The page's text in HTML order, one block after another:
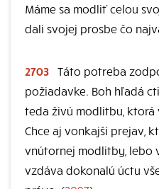
Máme sa modliť celou
dali svojej prosbe čo
2703 Táto potreba
požiadavke. Boh hľadá
teda živú modlitbu, ktorá
Chce aj vonkajší prejav,
vnútornej modlitby, lebo
vzdáva dokonalú úctu